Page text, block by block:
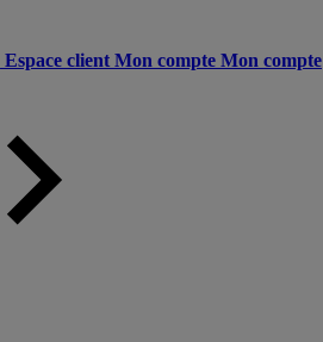
Espace client Mon compte Mon compte